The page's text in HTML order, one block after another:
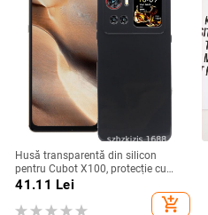
Husă transparentă din silicon
pentru Cubot X100, protecție cu
acoperire totală
41.11 Lei
add_shopping_cart